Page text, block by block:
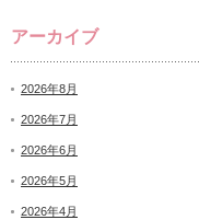
アーカイブ
2026年8月
2026年7月
2026年6月
2026年5月
2026年4月